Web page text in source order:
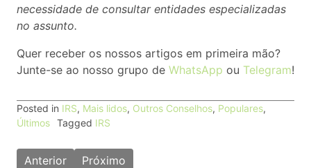
necessidade de consultar entidades especializadas
no assunto.
Quer receber os nossos artigos em primeira mão?
Junte-se ao nosso grupo de WhatsApp ou Telegram!
Posted in IRS, Mais lidos, Outros Conselhos, Populares,
Últimos Tagged IRS
Navegação
Anterior Próximo